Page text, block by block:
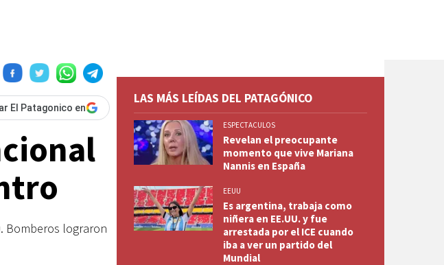
El Patagonico en
Bomberos lograron
LAS MÁS LEÍDAS DEL PATAGÓNICO
ESPECTACULOS
Revelan el preocupante
momento que vive Mariana
Nannis en España
EEUU
Es argentina, trabaja como
niñera en EE.UU. y fue
arrestada por el ICE cuando
iba a ver un partido del
Mundial